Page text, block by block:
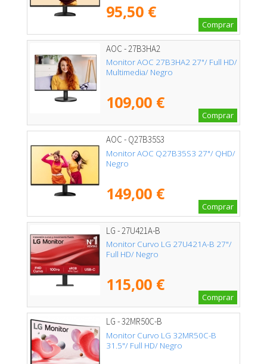
95,50 €
Comprar
AOC - 27B3HA2
Monitor AOC 27B3HA2 27"/ Full HD/
Multimedia/ Negro
109,00 €
Comprar
AOC - Q27B35S3
Monitor AOC Q27B35S3 27"/ QHD/
Negro
149,00 €
Comprar
LG - 27U421A-B
Monitor Curvo LG 27U421A-B 27"/
Full HD/ Negro
115,00 €
Comprar
LG - 32MR50C-B
Monitor Curvo LG 32MR50C-B
31.5"/ Full HD/ Negro